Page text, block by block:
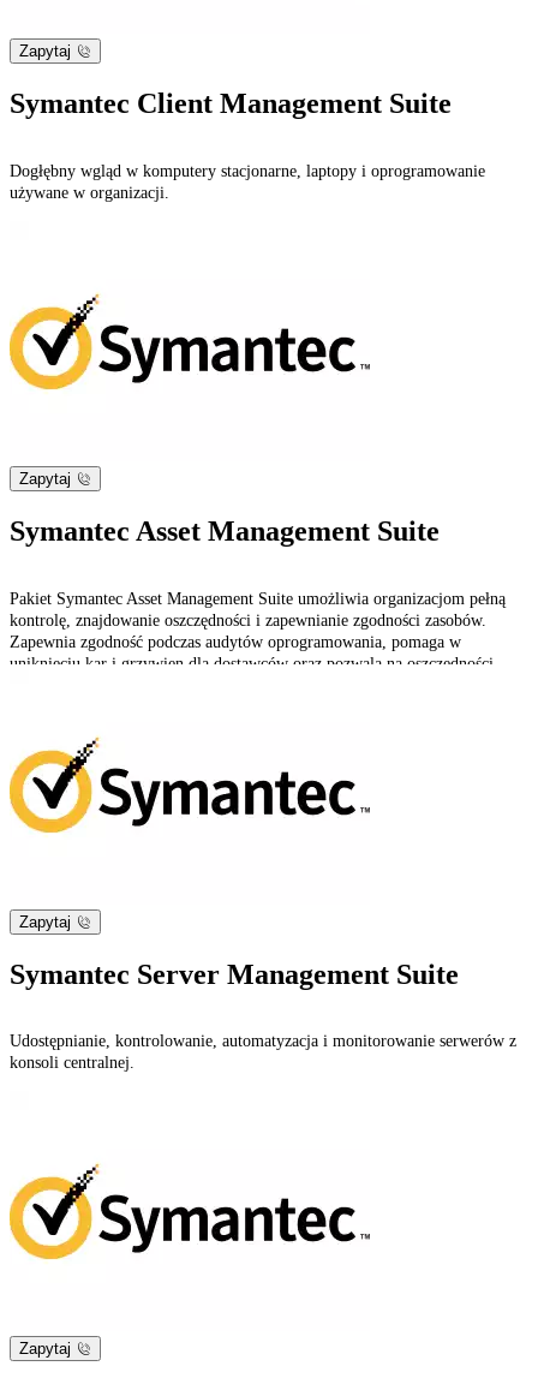
Zapytaj
Symantec Client Management Suite
Dogłębny wgląd w komputery stacjonarne, laptopy i oprogramowanie
używane w organizacji.
Zapytaj
Symantec Asset Management Suite
Pakiet Symantec Asset Management Suite umożliwia organizacjom pełną
kontrolę, znajdowanie oszczędności i zapewnianie zgodności zasobów.
Zapewnia zgodność podczas audytów oprogramowania, pomaga w
uniknięciu kar i grzywien dla dostawców oraz pozwala na oszczędności
Zapytaj
Symantec Server Management Suite
Udostępnianie, kontrolowanie, automatyzacja i monitorowanie serwerów z
konsoli centralnej.
Zapytaj